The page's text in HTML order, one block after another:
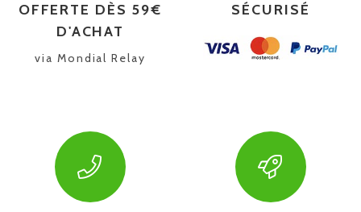
OFFERTE DÈS 59€
D'ACHAT
via Mondial Relay
SÉCURISÉ